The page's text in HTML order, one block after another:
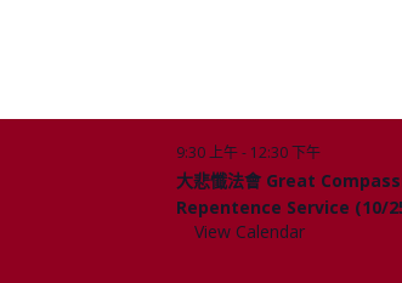
Upcoming Events
10 月
25
9:30 上午- 12:30 下午
大悲懺法會 Great
Repentence Service (10/
View Calendar